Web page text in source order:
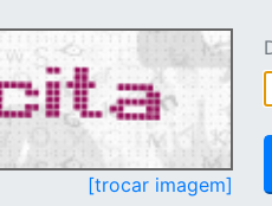
[trocar imagem]